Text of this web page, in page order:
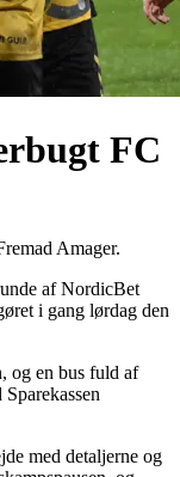
FC
Amager.
af NordicBet
i gang lørdag den
og en bus fuld af
med detaljerne og